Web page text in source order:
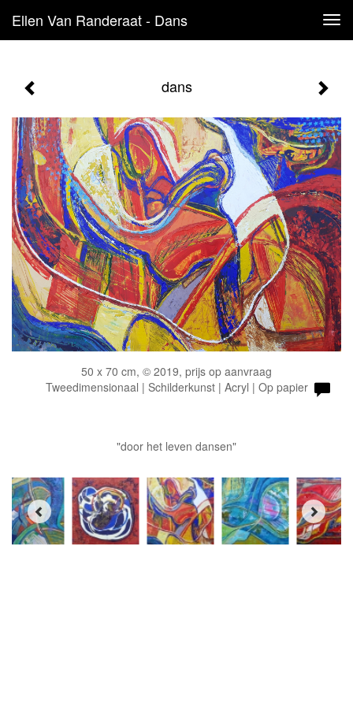
Ellen Van Randeraat - Dans
dans
50 x 70 cm, © 2019, prijs op aanvraag
Tweedimensionaal | Schilderkunst | Acryl | Op papier
"door het leven dansen"